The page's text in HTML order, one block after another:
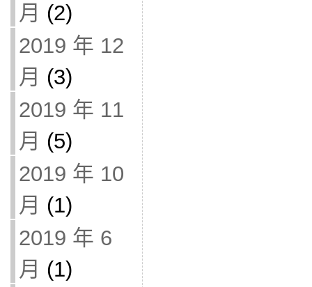
月 (2)
2019 年 12
月 (3)
2019 年 11
月 (5)
2019 年 10
月 (1)
2019 年 6
月 (1)